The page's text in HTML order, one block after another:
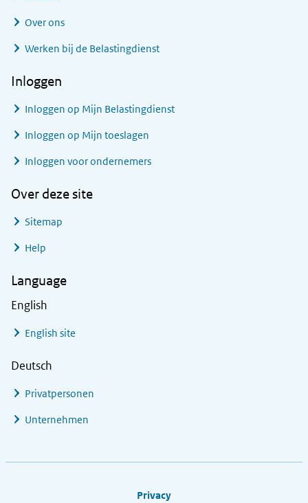
Over ons
Werken bij de Belastingdienst
Inloggen
Inloggen op Mijn Belastingdienst
Inloggen op Mijn toeslagen
Inloggen voor ondernemers
Over deze site
Sitemap
Help
Language
English
English site
Deutsch
Privatpersonen
Unternehmen
Privacy